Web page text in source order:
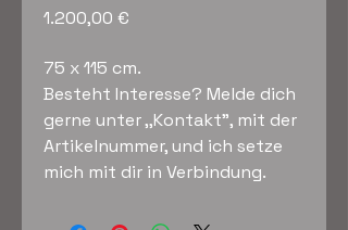
1.200,00 €
75 x 115 cm.
Besteht Interesse? Melde dich
gerne unter ,,Kontakt", mit der
Artikelnummer, und ich setze
mich mit dir in Verbindung.